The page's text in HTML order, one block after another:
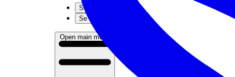
S'inscrire
Se connecter
Open main menu